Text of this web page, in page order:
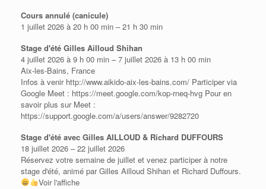
Cours annulé (canicule)
1 juillet 2026 à 20 h 00 min – 21 h 30 min
Stage d'été Gilles Ailloud Shihan
4 juillet 2026 à 9 h 00 min – 7 juillet 2026 à 13 h 00 min
Aix-les-Bains, France
Infos à venir http://www.aikido-aix-les-bains.com/ Participer via
Google Meet : https://meet.google.com/kop-rneq-hvg Pour en
savoir plus sur Meet :
https://support.google.com/a/users/answer/9282720
Stage d'été avec Gilles AILLOUD & Richard DUFFOURS
18 juillet 2026 – 22 juillet 2026
Réservez votre semaine de juillet et venez participer à notre
stage d'été, animé par Gilles Ailloud Shihan et Richard Duffours.
Voir l'affiche